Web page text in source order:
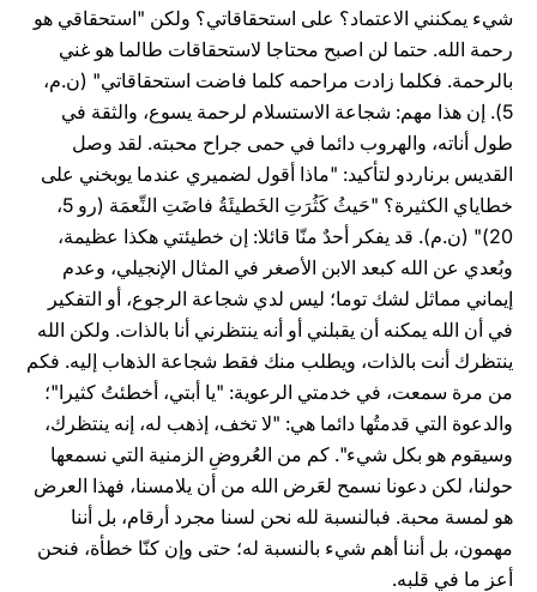
شيء يمكنني الاعتماد؟ على استحقاقاتي؟ ولكن "استحقاقي هو
رحمة الله. حتما لن اصبح محتاجا لاستحقاقات طالما هو غني
بالرحمة. فكلما زادت مراحمه كلما فاضت استحقاقاتي" (ن.م،
5). إن هذا مهم: شجاعة الاستسلام لرحمة يسوع، والثقة في
طول أناته، والهروب دائما في حمى جراح محبته. لقد وصل
القديس برناردو لتأكيد: "ماذا أقول لضميري عندما يوبخني على
خطاياي الكثيرة؟ "حَيثُ كَثُرَتِ الخَطيئَةُ فاضَتِ النِّعمَة (رو 5،
20)" (ن.م). قد يفكر أحدٌ منّا قائلا: إن خطيئتي هكذا عظيمة،
وبُعدي عن الله كبعد الابن الأصغر في المثال الإنجيلي، وعدم
إيماني مماثل لشك توما؛ ليس لدي شجاعة الرجوع، أو التفكير
في أن الله يمكنه أن يقبلني أو أنه ينتظرني أنا بالذات. ولكن الله
ينتظرك أنت بالذات، ويطلب منك فقط شجاعة الذهاب إليه. فكم
من مرة سمعت، في خدمتي الرعوية: "يا أبتي، أخطئتُ كثيرا"؛
والدعوة التي قدمتُها دائما هي: "لا تخف، إذهب له، إنه ينتظرك،
وسيقوم هو بكل شيء". كم من العُروضِ الزمنية التي نسمعها
حولنا، لكن دعونا نسمح لعَرض الله من أن يلامسنا، فهذا العرض
هو لمسة محبة. فبالنسبة لله نحن لسنا مجرد أرقام، بل أننا
مهمون، بل أننا أهم شيء بالنسبة له؛ حتى وإن كنّا خطأة، فنحن
أعز ما في قلبه.